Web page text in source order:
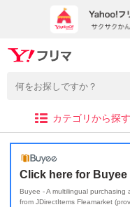
カテゴリから探す
Click here for Buyee
Buyee - A multilingual
from JDirectItems Fleamarket